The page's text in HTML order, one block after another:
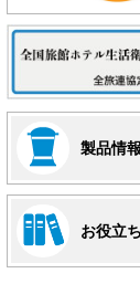
製品情
お役立